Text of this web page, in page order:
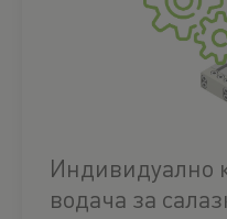
Индивидуално
водача за